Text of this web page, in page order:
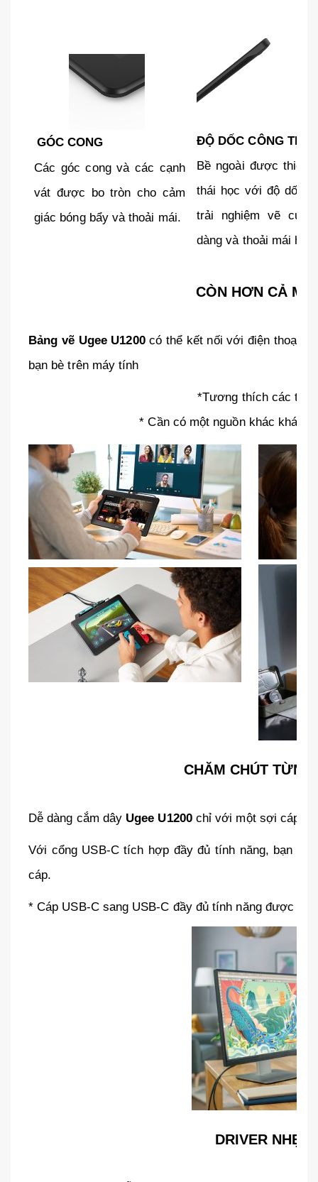
GÓC CONG
Các góc cong và các cạnh
vát được bo tròn cho cảm
giác bóng bẩy và thoải mái.
ĐỘ DỐC CÔNG THÁI
Bề ngoài được thiết
thái học với độ dốc
trải nghiệm vẽ của
dàng và thoải mái
CÒN HƠN CẢ
Bảng vẽ Ugee U1200có thể kết nối với điện thoại,
bạn bè trên máy tính
*Tương thích các
* Cần có một nguồn khác khác
CHĂM CHÚT
Dễ dàng cắm dây Ugee U1200chỉ với một sợi cáp
Với cổng USB-C tích hợp đầy đủ tính năng, bạn
cáp.
* Cáp USB-C sang USB-C đầy đủ tính năng được
DRIVER NHẸ,